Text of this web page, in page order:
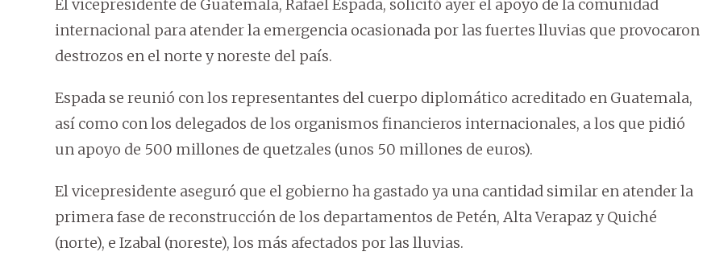
El vicepresidente de Guatemala, Rafael Espada, solicitó ayer el apoyo de la comunidad
internacional para atender la emergencia ocasionada por las fuertes lluvias que provocaron
destrozos en el norte y noreste del país.
Espada se reunió con los representantes del cuerpo diplomático acreditado en Guatemala,
así como con los delegados de los organismos financieros internacionales, a los que pidió
un apoyo de 500 millones de quetzales (unos 50 millones de euros).
El vicepresidente aseguró que el gobierno ha gastado ya una cantidad similar en atender la
primera fase de reconstrucción de los departamentos de Petén, Alta Verapaz y Quiché
(norte), e Izabal (noreste), los más afectados por las lluvias.